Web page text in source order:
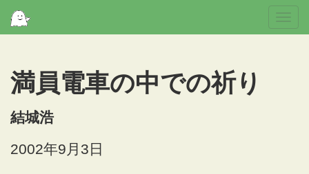
満員電車の中での祈り
結城浩
2002年9月3日